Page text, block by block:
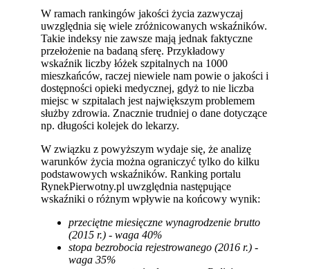
W ramach rankingów jakości życia zazwyczaj
uwzględnia się wiele zróżnicowanych wskaźników.
Takie indeksy nie zawsze mają jednak faktyczne
przełożenie na badaną sferę. Przykładowy
wskaźnik liczby łóżek szpitalnych na 1000
mieszkańców, raczej niewiele nam powie o jakości i
dostępności opieki medycznej, gdyż to nie liczba
miejsc w szpitalach jest największym problemem
służby zdrowia. Znacznie trudniej o dane dotyczące
np. długości kolejek do lekarzy.
W związku z powyższym wydaje się, że analizę
warunków życia można ograniczyć tylko do kilku
podstawowych wskaźników. Ranking portalu
RynekPierwotny.pl uwzględnia następujące
wskaźniki o różnym wpływie na końcowy wynik:
przeciętne miesięczne wynagrodzenie brutto
(2015 r.) - waga 40%
stopa bezrobocia rejestrowanego (2016 r.) -
waga 35%